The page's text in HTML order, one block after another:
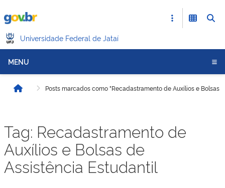
Universidade Federal de Jataí
MENU
Início Posts marcados como "Recadastramento de Auxílios e Bolsas
Tag: Recadastramento de
Auxílios e Bolsas de
Assistência Estudantil